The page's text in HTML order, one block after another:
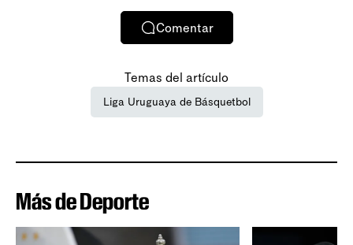
Comentar
Temas del artículo
Liga Uruguaya de Básquetbol
Más de Deporte